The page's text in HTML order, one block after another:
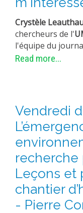
Crystèle
chercheurs de l'
l'équipe du
Read more...
Vendredi
recherche
Leçons et
chantier
- Pierre